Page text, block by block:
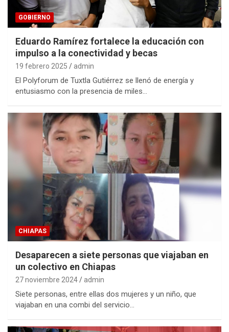
GOBIERNO
Eduardo Ramírez fortalece la educación con
impulso a la conectividad y becas
19 febrero 2025 admin
El Polyforum de Tuxtla Gutiérrez se llenó de energía y
entusiasmo con la presencia de miles…
CHIAPAS
Desaparecen a siete personas que viajaban en
un colectivo en Chiapas
27 noviembre 2024 admin
Siete personas, entre ellas dos mujeres y un niño, que
viajaban en una combi del servicio…